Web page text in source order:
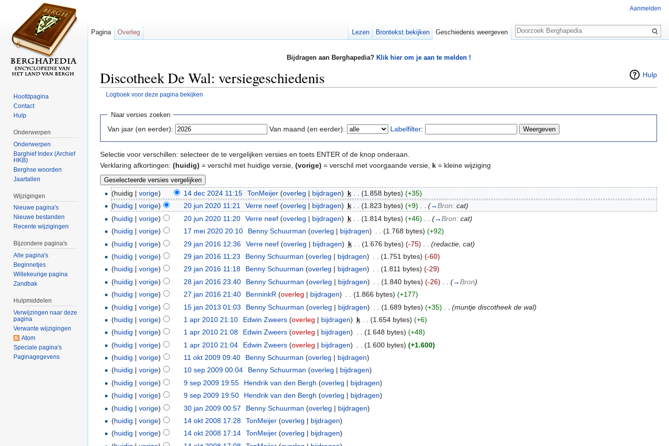
Bijdragen aan Berghapedia? Klik hier om je aan te melden !
Hulp
Discotheek De Wal: versiegeschiedenis
Logboek voor deze pagina bekijken
Naar versies zoeken
Van jaar (en eerder): Van maand (en eerder): Labelfilter:
Selectie voor verschillen: selecteer de te vergelijken versies en toets ENTER of de knop onderaan.
Verklaring afkortingen: (huidig) = verschil met huidige versie, (vorige) = verschil met voorgaande versie, k = kleine wijziging
(huidig |vorige) 14 dec 2024 11:15 TonMeijer (overleg | bijdragen) k (1.858 bytes) (+35)
(huidig |vorige) 20 jun 2020 11:21 Verre neef (overleg | bijdragen) k . . (1.823 bytes) (+9) . . (→Bron: cat)
(huidig |vorige) 20 jun 2020 11:20 Verre neef (overleg | bijdragen) k (1.814 bytes) (+46) (→Bron: cat)
(huidig |vorige) 17 mei 2020 20:10 Benny Schuurman (overleg | bijdragen) (1.768 bytes) (+92)
(huidig |vorige) 29 jan 2016 12:36 Verre neef (overleg | bijdragen) k (1.676 bytes) (-75)
(redactie, cat)
(huidig |vorige) 29 jan 2016 11:23 Benny Schuurman (overleg | bijdragen) (1.751 bytes) (-60)
(huidig |vorige) 29 jan 2016 11:18 Benny Schuurman (overleg | bijdragen) . . (1.811 bytes) (-29)
(huidig |vorige) 28 jan 2016 23:40 Benny Schuurman (overleg | bijdragen) (1.840 bytes) (-26) (→Bron)
(huidig |vorige) 27 jan 2016 21:40 BenninkR (overleg | bijdragen) (1.866 bytes) (+177)
(huidig |vorige) 15 jan 2013 01:03 Benny Schuurman (overleg | bijdragen) (1.689 bytes) (+35)
(muntje discotheek de wal)
(huidig |vorige) 1 apr 2010 21:10 Edwin Zweers (overleg | bijdragen) k (1.654 bytes) (+6)
(huidig |vorige) 1 apr 2010 21:08 Edwin Zweers (overleg | bijdragen) . . (1.648 bytes) (+48)
(huidig |vorige) 1 apr 2010 21:04 Edwin Zweers (overleg | bijdragen) (1.600 bytes) (+1.600)
(huidig |vorige) 11 okt 2009 09:40 Benny Schuurman (overleg | bijdragen)
(huidig |vorige) 10 sep 2009 00:04 Benny Schuurman (overleg | bijdragen)
(huidig |vorige) 9 sep 2009 19:55 Hendrik van den Bergh (overleg | bijdragen)
(huidig |vorige) 9 sep 2009 19:50 Hendrik van den Bergh (overleg | bijdragen)
(huidig |vorige) 30 jan 2009 00:57 Benny Schuurman (overleg | bijdragen)
(huidig |vorige) 14 okt 2008 17:28 TonMeijer (overleg | bijdragen)
(huidig |vorige) 14 okt 2008 17:14 TonMeijer (overleg | bijdragen)
Aanmelden
Pagina Overleg Lezen Brontekst bekijken Geschiedenis weergeven
Zoeken
Hoofdpagina
Contact
Hulp
Onderwerpen
Onderwerpen
Barghief Index (Archief
HKB)
Berghse woorden
Jaartallen
Wijzigingen
Nieuwe pagina's
Nieuwe bestanden
Recente wijzigingen
Bijzondere pagina's
Alle pagina's
Beginnetjes
Willekeurige pagina
Zandbak
Hulpmiddelen
Verwijzingen naar deze
pagina
Verwante wijzigingen
Atom
Speciale pagina's
Paginagegevens